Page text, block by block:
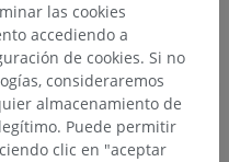
animales
las cookies
accediendo a
de cookies. Si no
consideraremos
almacenamiento de
Puede permitir
clic en "aceptar